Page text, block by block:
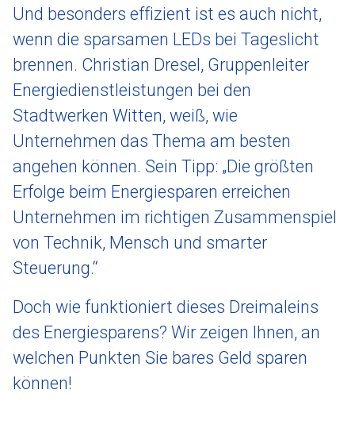
Und besonders effizient ist es auch nicht,
wenn die sparsamen LEDs bei Tageslicht
brennen. Christian Dresel, Gruppenleiter
Energiedienstleistungen bei den
Stadtwerken Witten, weiß, wie
Unternehmen das Thema am besten
angehen können. Sein Tipp: „Die größten
Erfolge beim Energiesparen erreichen
Unternehmen im richtigen Zusammenspiel
von Technik, Mensch und smarter
Steuerung.“
Doch wie funktioniert dieses Dreimaleins
des Energiesparens? Wir zeigen Ihnen, an
welchen Punkten Sie bares Geld sparen
können!